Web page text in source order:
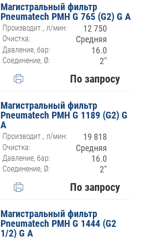
Магистральный фильтр
Pneumatech PMH G 765 (G2) G A
Производит., л/мин: 12 750
Очистка: Средняя
Давление, бар: 16.0
Соединение, Ø: 2″
По запросу
Магистральный фильтр
Pneumatech PMH G 1189 (G2) G
A
Производит., л/мин: 19 818
Очистка: Средняя
Давление, бар: 16.0
Соединение, Ø: 2″
По запросу
Магистральный фильтр
Pneumatech PMH G 1444 (G2
1/2) G A